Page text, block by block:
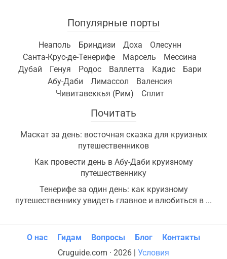
Популярные порты
Неаполь Бриндизи Доха
Олесунн
Санта-Крус-де-Тенерифе
Марсель
Мессина
Дубай
Генуя Родос Валлетта Кадис
Бари
Абу-Даби
Лимассол
Валенсия
Чивитавеккья (Рим)
Сплит
Почитать
Маскат за день: восточная сказка для круизных
путешественников
Как провести день в Абу-Даби круизному
путешественнику
Тенерифе за один день: как круизному
путешественнику увидеть главное и влюбиться в ...
Cruguide.com · 2026 | Условия
О нас Гидам Вопросы Блог Контакты